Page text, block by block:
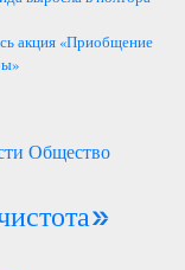
акция «Приобщение
Общество